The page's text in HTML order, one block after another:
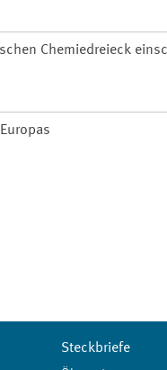
Chemiedreieck
Steckbriefe